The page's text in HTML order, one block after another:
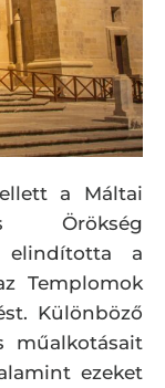
a Máltai
Örökség
elindította a
Templomok
Különböző
műalkotásait
ezeket